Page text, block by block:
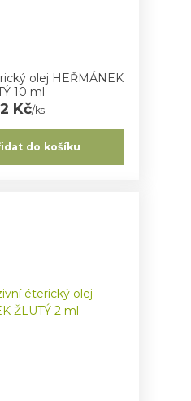
olej HEŘMÁNEK
10 ml
Kč/ks
do košíku